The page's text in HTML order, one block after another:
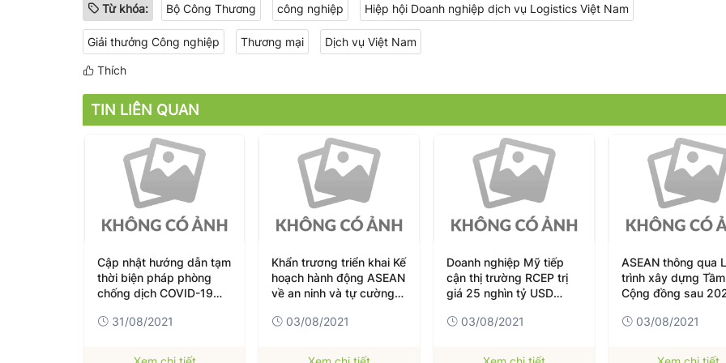
Từ khóa: Bộ Công Thương công nghiệp Hiệp hội Doanh nghiệp dịch vụ Logistics Việt Nam
Giải thưởng Công nghiệp Thương mại Dịch vụ Việt Nam
Thích
TIN LIÊN QUAN
Khẩn trương triển khai Kế
hoạch hành động ASEAN
về an ninh và tự cường
03/08/2021
Doanh nghiệp Mỹ tiếp
cận thị trường RCEP trị
giá 25 nghìn tỷ USD
hiện có
03/08/2021
ASEAN thông qua Lộ
trình xây dựng Tầm nhìn
Cộng đồng sau 2025
03/08/2021
Công văn của Bộ Y
Về việc tăng tốc
diện bao phủ tiêm
03/08/2021